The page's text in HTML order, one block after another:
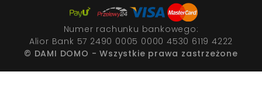
Numer rachunku bankowego:
Alior Bank 57 2490 0005 0000 4530 6119 4222
© DAMI DOMO - Wszystkie prawa zastrzeżone